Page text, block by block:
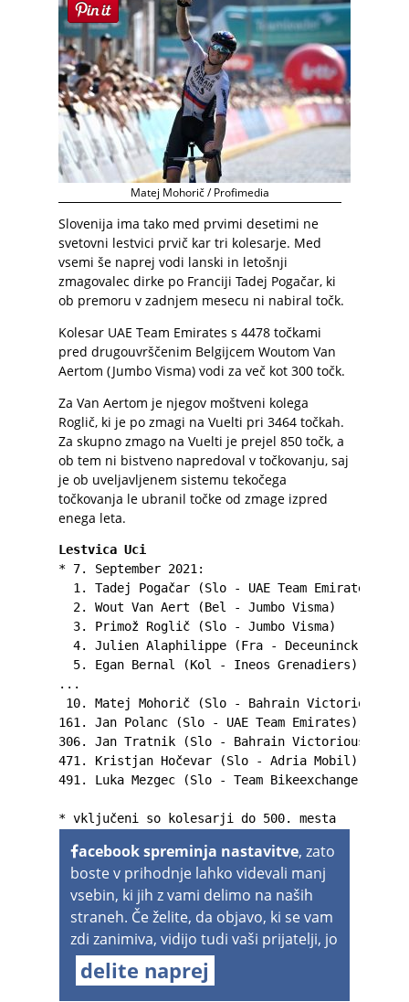
Matej Mohorič / Profimedia
Slovenija ima tako med prvimi desetimi ne
svetovni lestvici prvič kar tri kolesarje. Med
vsemi še naprej vodi lanski in letošnji
zmagovalec dirke po Franciji Tadej Pogačar, ki
ob premoru v zadnjem mesecu ni nabiral točk.
Kolesar UAE Team Emirates s 4478 točkami
pred drugouvrščenim Belgijcem Woutom Van
Aertom (Jumbo Visma) vodi za več kot 300 točk.
Za Van Aertom je njegov moštveni kolega
Roglič, ki je po zmagi na Vuelti pri 3464 točkah.
Za skupno zmago na Vuelti je prejel 850 točk, a
ob tem ni bistveno napredoval v točkovanju, saj
je ob uveljavljenem sistemu tekočega
točkovanja le ubranil točke od zmage izpred
enega leta.
Lestvica Uci
* 7. September 2021:
1. Tadej Pogačar (Slo - UAE Team Emirates)
2. Wout Van Aert (Bel - Jumbo Visma)
3. Primož Roglič (Slo - Jumbo Visma)
4. Julien Alaphilippe (Fra - Deceuninck-
5. Egan Bernal (Kol - Ineos Grenadiers)
...
10. Matej Mohorič (Slo - Bahrain Victorious)
161. Jan Polanc (Slo - UAE Team Emirates)
306. Jan Tratnik (Slo - Bahrain Victorious)
471. Kristjan Hočevar (Slo - Adria Mobil)
491. Luka Mezgec (Slo - Team Bikeexchange)
* vključeni so kolesarji do 500. mesta
acebook spreminja nastavitve, zato
boste v prihodnje lahko videvali manj
vsebin, ki jih z vami delimo na naših
straneh. Če želite, da objavo, ki se vam
zdi zanimiva, vidijo tudi vaši prijatelji, jo
delite naprej